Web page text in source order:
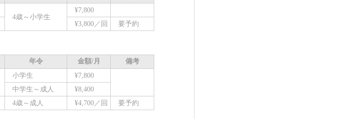
4歳～小学生
¥7,800
¥3,800／回 要予約
年令 金額/月 備考
小学生
¥7,800
中学生～成人
¥8,400
4歳～成人 ¥4,700／回 要予約